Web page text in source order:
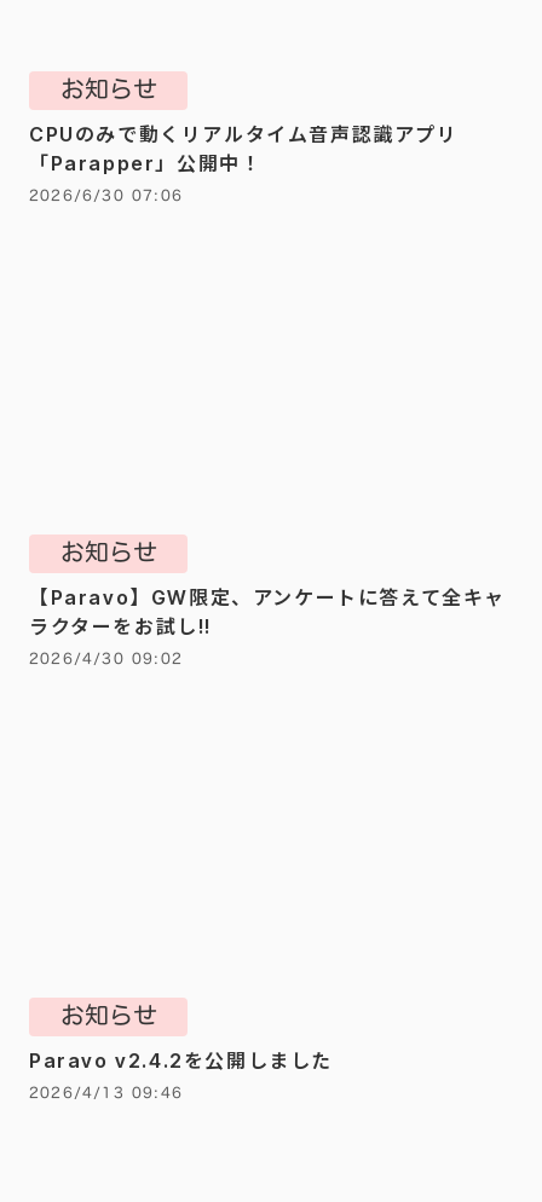
お知らせ
CPUのみで動くリアルタイム音声認識アプリ
「Parapper」公開中！
2026/6/30 07:06
お知らせ
【Paravo】GW限定、アンケートに答えて全キャ
ラクターをお試し!!
2026/4/30 09:02
お知らせ
Paravo v2.4.2を公開しました
2026/4/13 09:46